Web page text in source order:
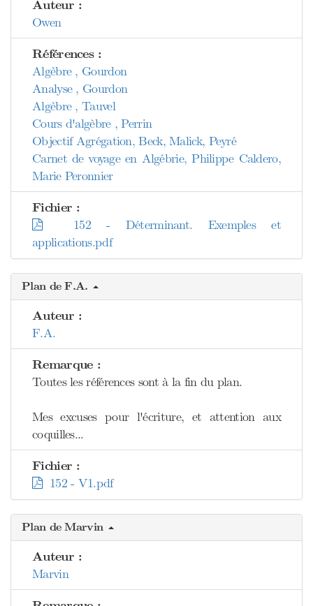
Auteur :
Owen
Références :
Algèbre , Gourdon
Analyse , Gourdon
Algèbre , Tauvel
Cours d'algèbre , Perrin
Objectif Agrégation, Beck, Malick, Peyré
Carnet de voyage en Algébrie, Philippe Caldero,
Marie Peronnier
Fichier :
152 - Déterminant. Exemples et
applications.pdf
Plan de F.A.
Auteur :
F.A.
Remarque :
Toutes les références sont à la fin du plan.
Mes excuses pour l'écriture, et attention aux
coquilles...
Fichier :
152 - V1.pdf
Plan de Marvin
Auteur :
Marvin